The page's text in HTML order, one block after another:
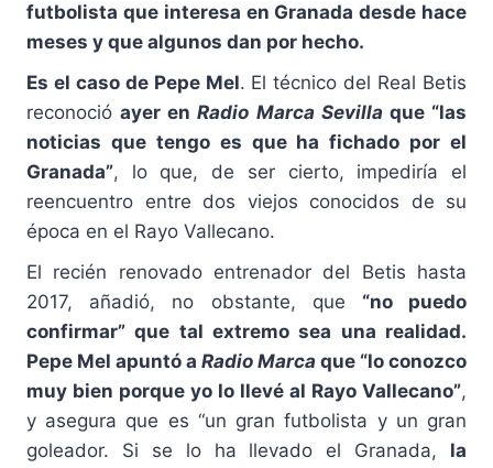
futbolista que interesa en Granada desde hace
meses y que algunos dan por hecho.
Es el caso de Pepe Mel. El técnico del Real Betis
reconocióayer enRadio Marca Sevillaque “las
noticias que tengo es que ha fichado por el
Granada”, lo que, de ser cierto, impediría el
reencuentro entre dos viejos conocidos de su
época en el Rayo Vallecano.
El recién renovado entrenador del Betis hasta
2017, añadió, no obstante, que “no puedo
confirmar” que tal extremo sea una realidad.
Pepe Mel apuntó a Radio Marca que “lo conozco
muy bien porque yo lo llevé al Rayo Vallecano”,
y asegura que es “un gran futbolista y un gran
goleador. Si se lo ha llevado el Granada, la